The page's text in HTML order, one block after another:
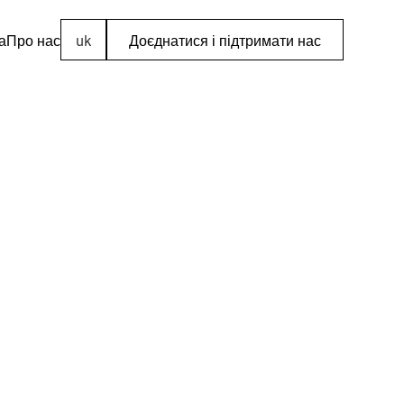
Про нас uk Доєднатися і підтримати нас